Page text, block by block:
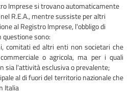
Imprese si trovano automaticamente
R.E.A., mentre sussiste per altri
al Registro Imprese, l'obbligo di
questione sono:
comitati ed altri enti non societari che
o agricola, ma per i quali
sia l'attività esclusiva o prevalente;
al di fuori del territorio nazionale che
Italia